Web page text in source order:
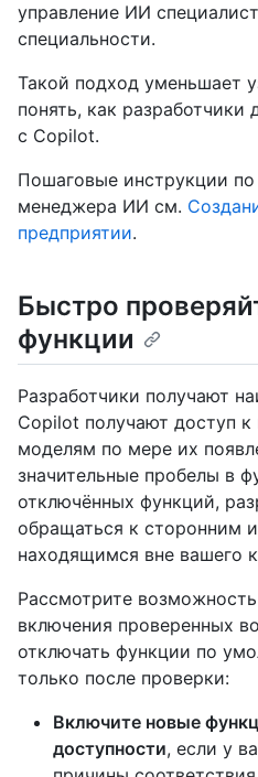
управление ИИ
специальности.
Такой подход уменьшает
понять, как разработчики
с Copilot.
Пошаговые инструкции
менеджера ИИ см.
предприятии.
Быстро
функции
Разработчики получают
Copilot получают доступ
моделям по мере их
значительные пробелы в
отключённых функций,
обращаться к сторонним
находящимся вне вашего
Рассмотрите
включения проверенных
отключать функции по
только после проверки:
Включите новые
доступности, если у